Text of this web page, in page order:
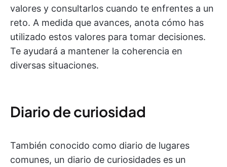
valores y consultarlos cuando te enfrentes a un
reto. A medida que avances, anota cómo has
utilizado estos valores para tomar decisiones.
Te ayudará a mantener la coherencia en
diversas situaciones.
Diario de curiosidad
También conocido como diario de lugares
comunes, un diario de curiosidades es un